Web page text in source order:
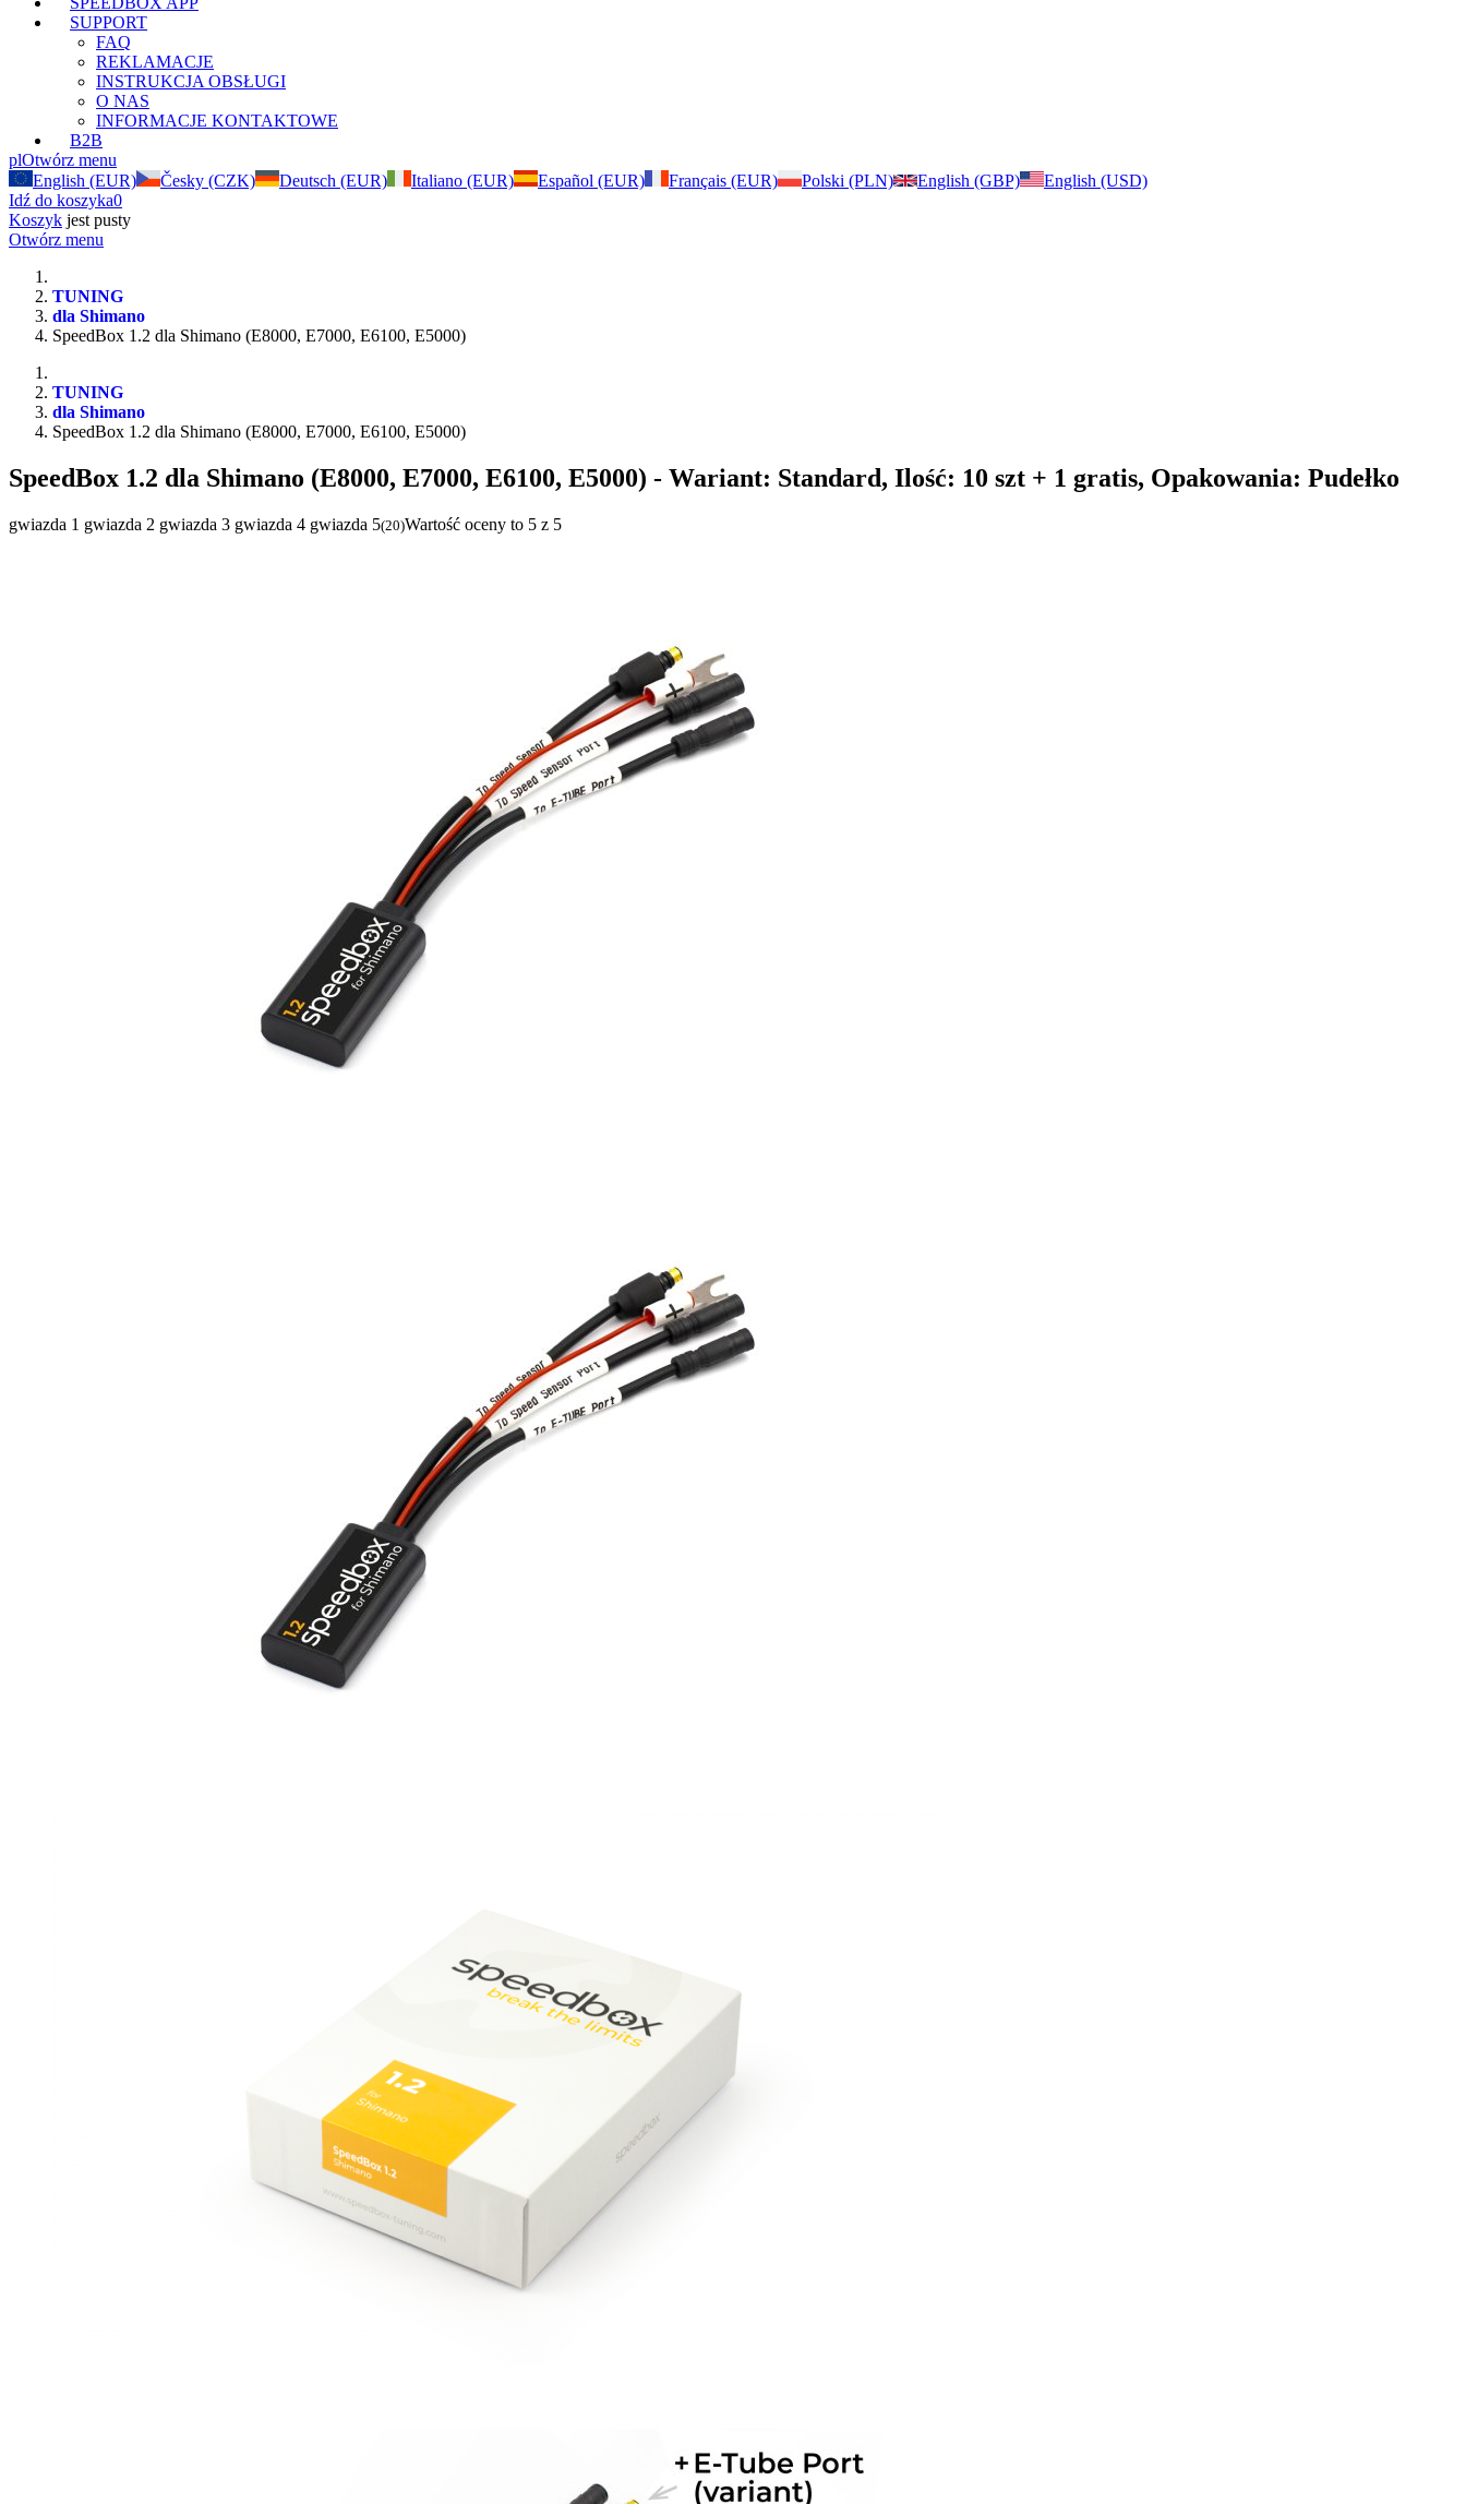
SUPPORT
FAQ
REKLAMACJE
INSTRUKCJA OBSŁUGI
O NAS
INFORMACJE KONTAKTOWE
B2B
plOtwórz menu
English (EUR)
Česky (CZK) Deutsch (EUR) Italiano (EUR) Español (EUR) Français (EUR) Polski (PLN) English (GBP)
English (USD)
Idź do koszyka0
Koszyk jest pusty
Otwórz menu
TUNING
dla Shimano
SpeedBox 1.2 dla Shimano (E8000, E7000, E6100, E5000)
TUNING
dla Shimano
SpeedBox 1.2 dla Shimano (E8000, E7000, E6100, E5000)
SpeedBox 1.2 dla Shimano (E8000, E7000, E6100, E5000) - Wariant: Standard, Ilość: 10 szt + 1 gratis, Opakowania: Pudełko
gwiazda 1 gwiazda 2 gwiazda 3 gwiazda 4 gwiazda 5(20)Wartość oceny to 5 z 5